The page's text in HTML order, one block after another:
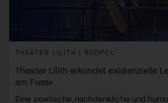
THEATER LILITH | SÜDPOL
Theater Lilith erkundet existenzielle
am Fuss»
Eine poetische, nachdenkliche und